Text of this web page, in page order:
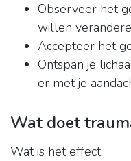
Observeer het
willen
Accepteer het
Ontspan je
er met je
Wat doet
Wat is het effect